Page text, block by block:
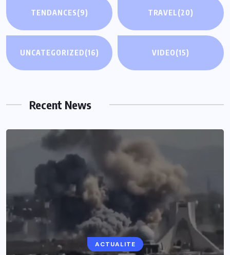
TENDANCES(9) TRAVEL(20)
UNCATEGORIZED(16) VIDEO(15)
Recent News
ACTUALITE
ACTUALITE